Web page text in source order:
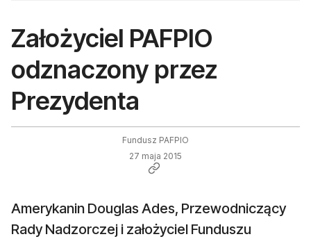
Założyciel PAFPIO
odznaczony przez
Prezydenta
Fundusz PAFPIO
27 maja 2015
Amerykanin Douglas Ades, Przewodniczący
Rady Nadzorczej i założyciel Funduszu